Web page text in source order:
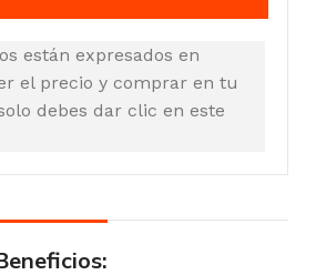
están expresados en
el precio y comprar en tu
debes dar clic en este